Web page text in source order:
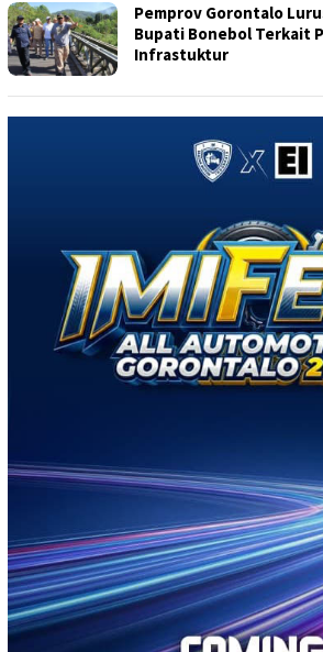
Pemprov Gorontalo
Bupati Bonebol Terkait
Infrastuktur